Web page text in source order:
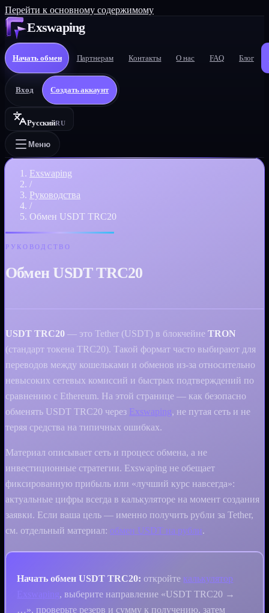
Перейти к основному содержимому
Exswaping
Начать обмен Партнерам Контакты О нас FAQ Блог
Вход Создать аккаунт
РусскийRU
Меню
Exswaping
/
Руководства
/
Обмен USDT TRC20
РУКОВОДСТВО
Обмен USDT TRC20
USDT TRC20 — это Tether (USDT) в блокчейне TRON
(стандарт токена TRC20). Такой формат часто выбирают для
переводов между кошельками и обменов из‑за относительно
невысоких сетевых комиссий и быстрых подтверждений по
сравнению с Ethereum. На этой странице — как безопасно
обменять USDT TRC20 через Exswaping, не путая сеть и не
теряя средства на типичных ошибках.
Материал описывает сеть и процесс обмена, а не
инвестиционные стратегии. Exswaping не обещает
фиксированную прибыль или «лучший курс навсегда»:
актуальные цифры всегда в калькуляторе на момент создания
заявки. Если ваша цель — именно получить рубли за Tether,
см. отдельный материал: обмен USDT на рубли.
Начать обмен USDT TRC20: откройте калькулятор
Exswaping, выберите направление «USDT TRC20 →
…», проверьте резерв и сумму к получению, затем